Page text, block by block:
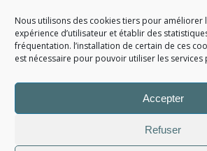
Nous utilisons des cookies tiers pour améliorer
expérience d’utilisateur et établir des
fréquentation. l’installation de certain de ces
est nécessaire pour pouvoir utiliser les services
Accepter
Refuser
L'Atelier du Portable2006 - 2026
Politique de confidentialité